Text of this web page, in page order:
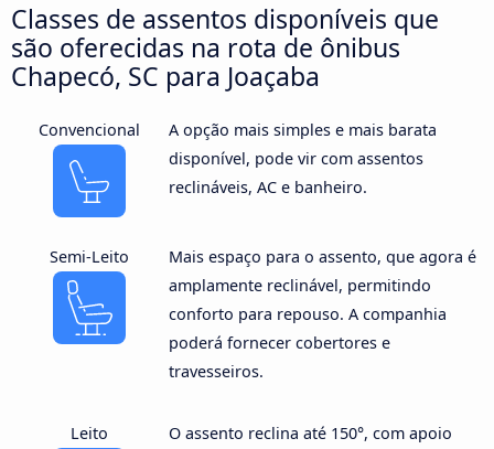
Classes de assentos disponíveis que
são oferecidas na rota de ônibus
Chapecó, SC para Joaçaba
Convencional
A opção mais simples e mais barata
disponível, pode vir com assentos
reclináveis, AC e banheiro.
Semi-Leito
Mais espaço para o assento, que agora é
amplamente reclinável, permitindo
conforto para repouso. A companhia
poderá fornecer cobertores e
travesseiros.
Leito
O assento reclina até 150°, com apoio